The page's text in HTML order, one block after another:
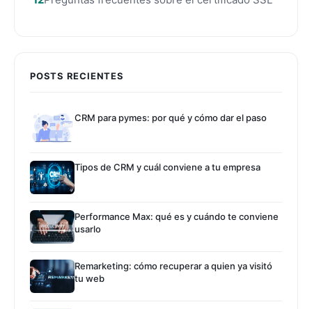
POSTS RECIENTES
CRM para pymes: por qué y cómo dar el paso
Tipos de CRM y cuál conviene a tu empresa
Performance Max: qué es y cuándo te conviene
usarlo
Remarketing: cómo recuperar a quien ya visitó
tu web